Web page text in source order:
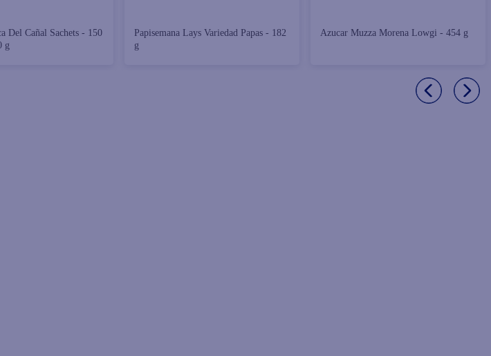
Del Cañal Sachets - 150
g
Papisemana Lays Variedad Papas - 182
g
Azucar Muzza Morena Lowgi - 454 g